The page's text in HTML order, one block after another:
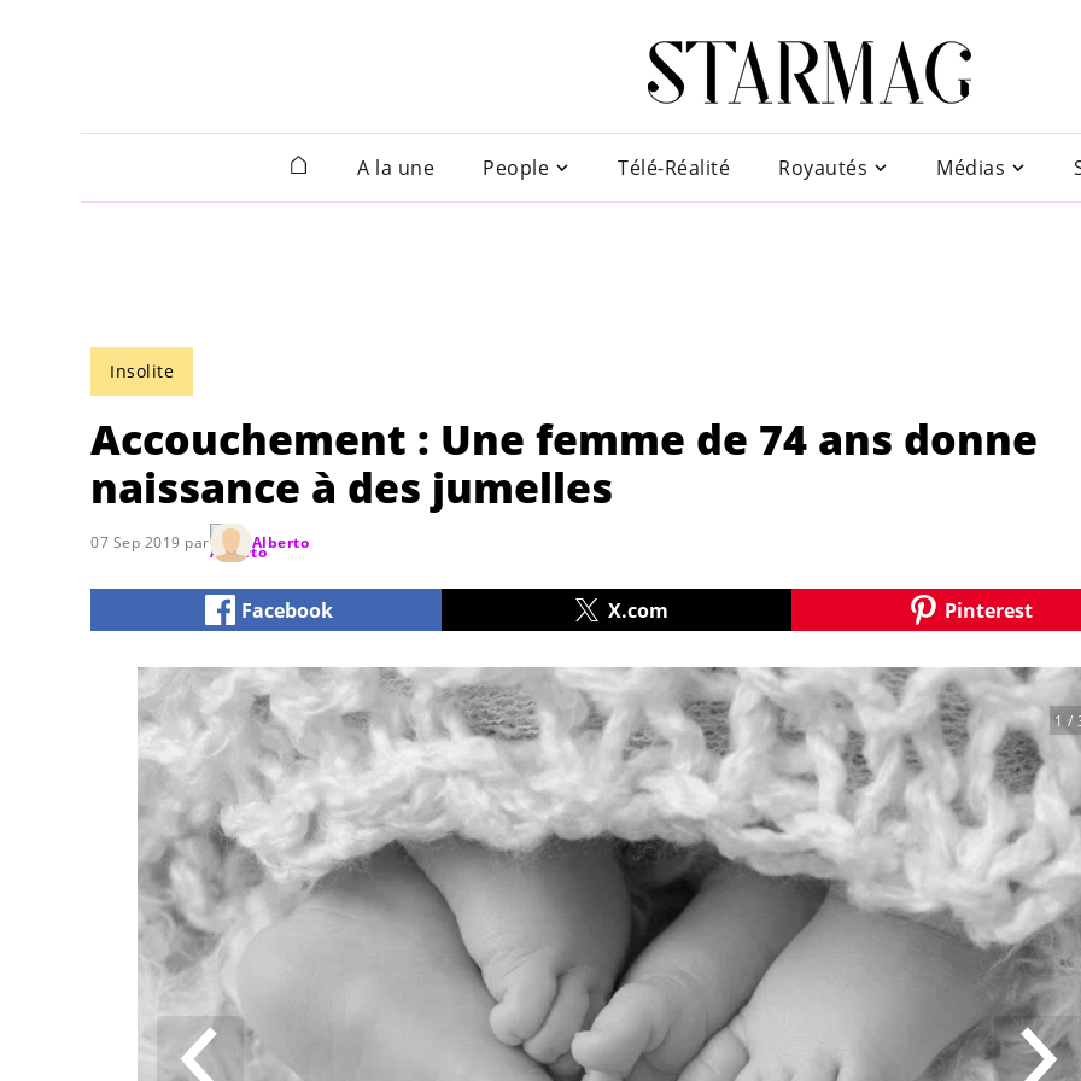
A la une People Télé-Réalité Royautés Médias
Insolite
Accouchement : Une femme de 74 ans donne
naissance à des jumelles
07 Sep 2019 par Alberto
Facebook X.com Pinterest
1 /